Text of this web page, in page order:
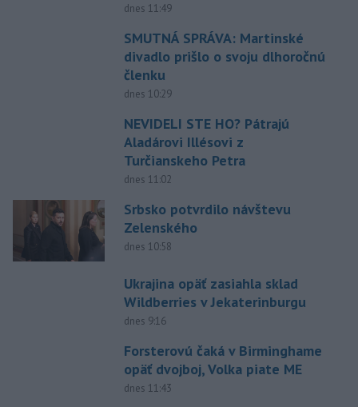
dnes 11:49
SMUTNÁ SPRÁVA: Martinské
divadlo prišlo o svoju dlhoročnú
členku
dnes 10:29
NEVIDELI STE HO? Pátrajú
Aladárovi Illésovi z
Turčianskeho Petra
dnes 11:02
Srbsko potvrdilo návštevu
Zelenského
dnes 10:58
Ukrajina opäť zasiahla sklad
Wildberries v Jekaterinburgu
dnes 9:16
Forsterovú čaká v Birminghame
opäť dvojboj, Volka piate ME
dnes 11:43